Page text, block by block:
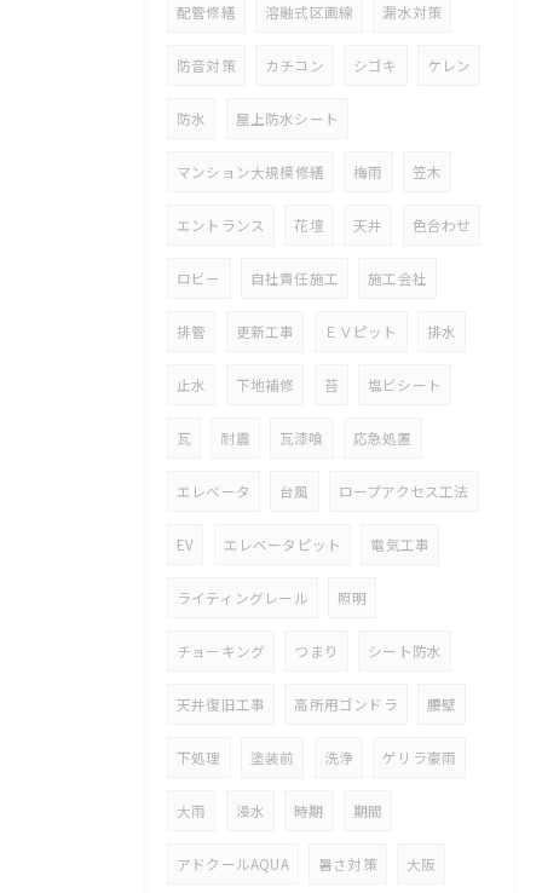
配管修繕 溶融式区画線 漏水対策
防音対策 カチコン シゴキ ケレン
防水 屋上防水シート
マンション大規模修繕 梅雨 笠木
エントランス 花壇 天井 色合わせ
ロビー 自社責任施工 施工会社
排管 更新工事 ＥＶピット 排水
止水 下地補修 苔 塩ビシート
瓦 耐震 瓦漆喰 応急処置
エレベータ 台風 ロープアクセス工法
EV エレベータピット 電気工事
ライティングレール 照明
チョーキング つまり シート防水
天井復旧工事 高所用ゴンドラ 腰壁
下処理 塗装前 洗浄 ゲリラ豪雨
大雨 浸水 時期 期間
アドクールAQUA 暑さ対策 大阪